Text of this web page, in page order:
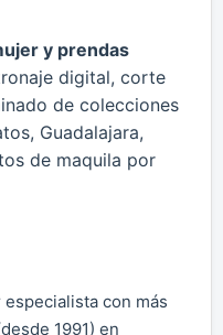
y prendas
digital, corte
de colecciones
Guadalajara,
de maquila por
especialista con más
1991) en